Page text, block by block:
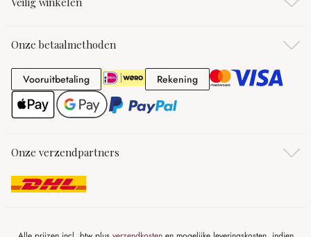
Onze betaalmethoden
VooruitbetalingVooruitbetaling RekeningRekening
Onze verzendpartners